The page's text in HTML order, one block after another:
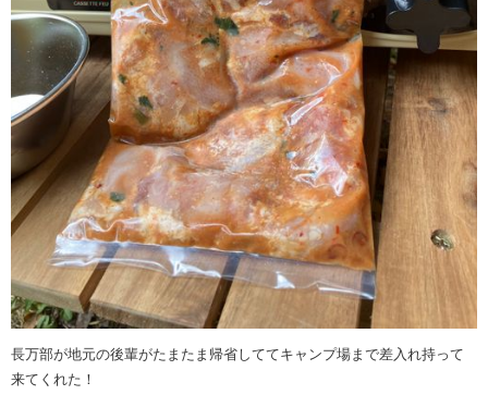
長万部が地元の後輩がたまたま帰省しててキャンプ場まで差入れ持って
来てくれた！